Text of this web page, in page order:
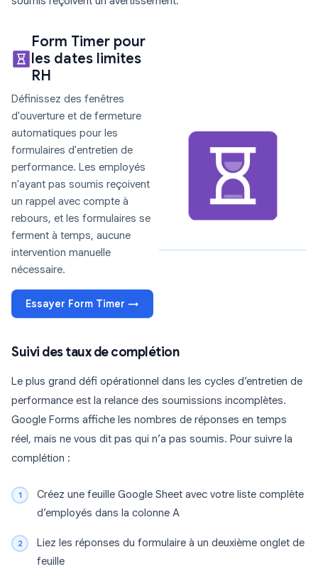
Form Timer pour
les dates limites
RH
Définissez des fenêtres
d'ouverture et de fermeture
automatiques pour les
formulaires d'entretien de
performance. Les employés
n'ayant pas soumis reçoivent
un rappel avec compte à
rebours, et les formulaires se
ferment à temps, aucune
intervention manuelle
nécessaire.
Essayer Form Timer →
Suivi des taux de complétion
Le plus grand défi opérationnel dans les cycles d’entretien de
performance est la relance des soumissions incomplètes.
Google Forms affiche les nombres de réponses en temps
réel, mais ne vous dit pas qui n’a pas soumis. Pour suivre la
complétion :
Créez une feuille Google Sheet avec votre liste complète
d’employés dans la colonne A
Liez les réponses du formulaire à un deuxième onglet de
feuille